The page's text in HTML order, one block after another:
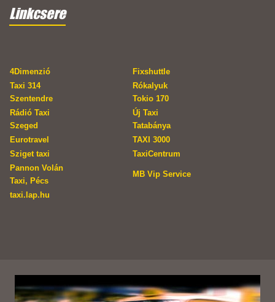
Linkcsere
4Dimenzió
Fixshuttle
Taxi 314
Szentendre
Rókalyuk
Tokio 170
Rádió Taxi
Szeged
Új Taxi
Tatabánya
Eurotravel
TAXI 3000
Sziget taxi
TaxiCentrum
Pannon Volán
Taxi, Pécs
MB Vip Service
taxi.lap.hu